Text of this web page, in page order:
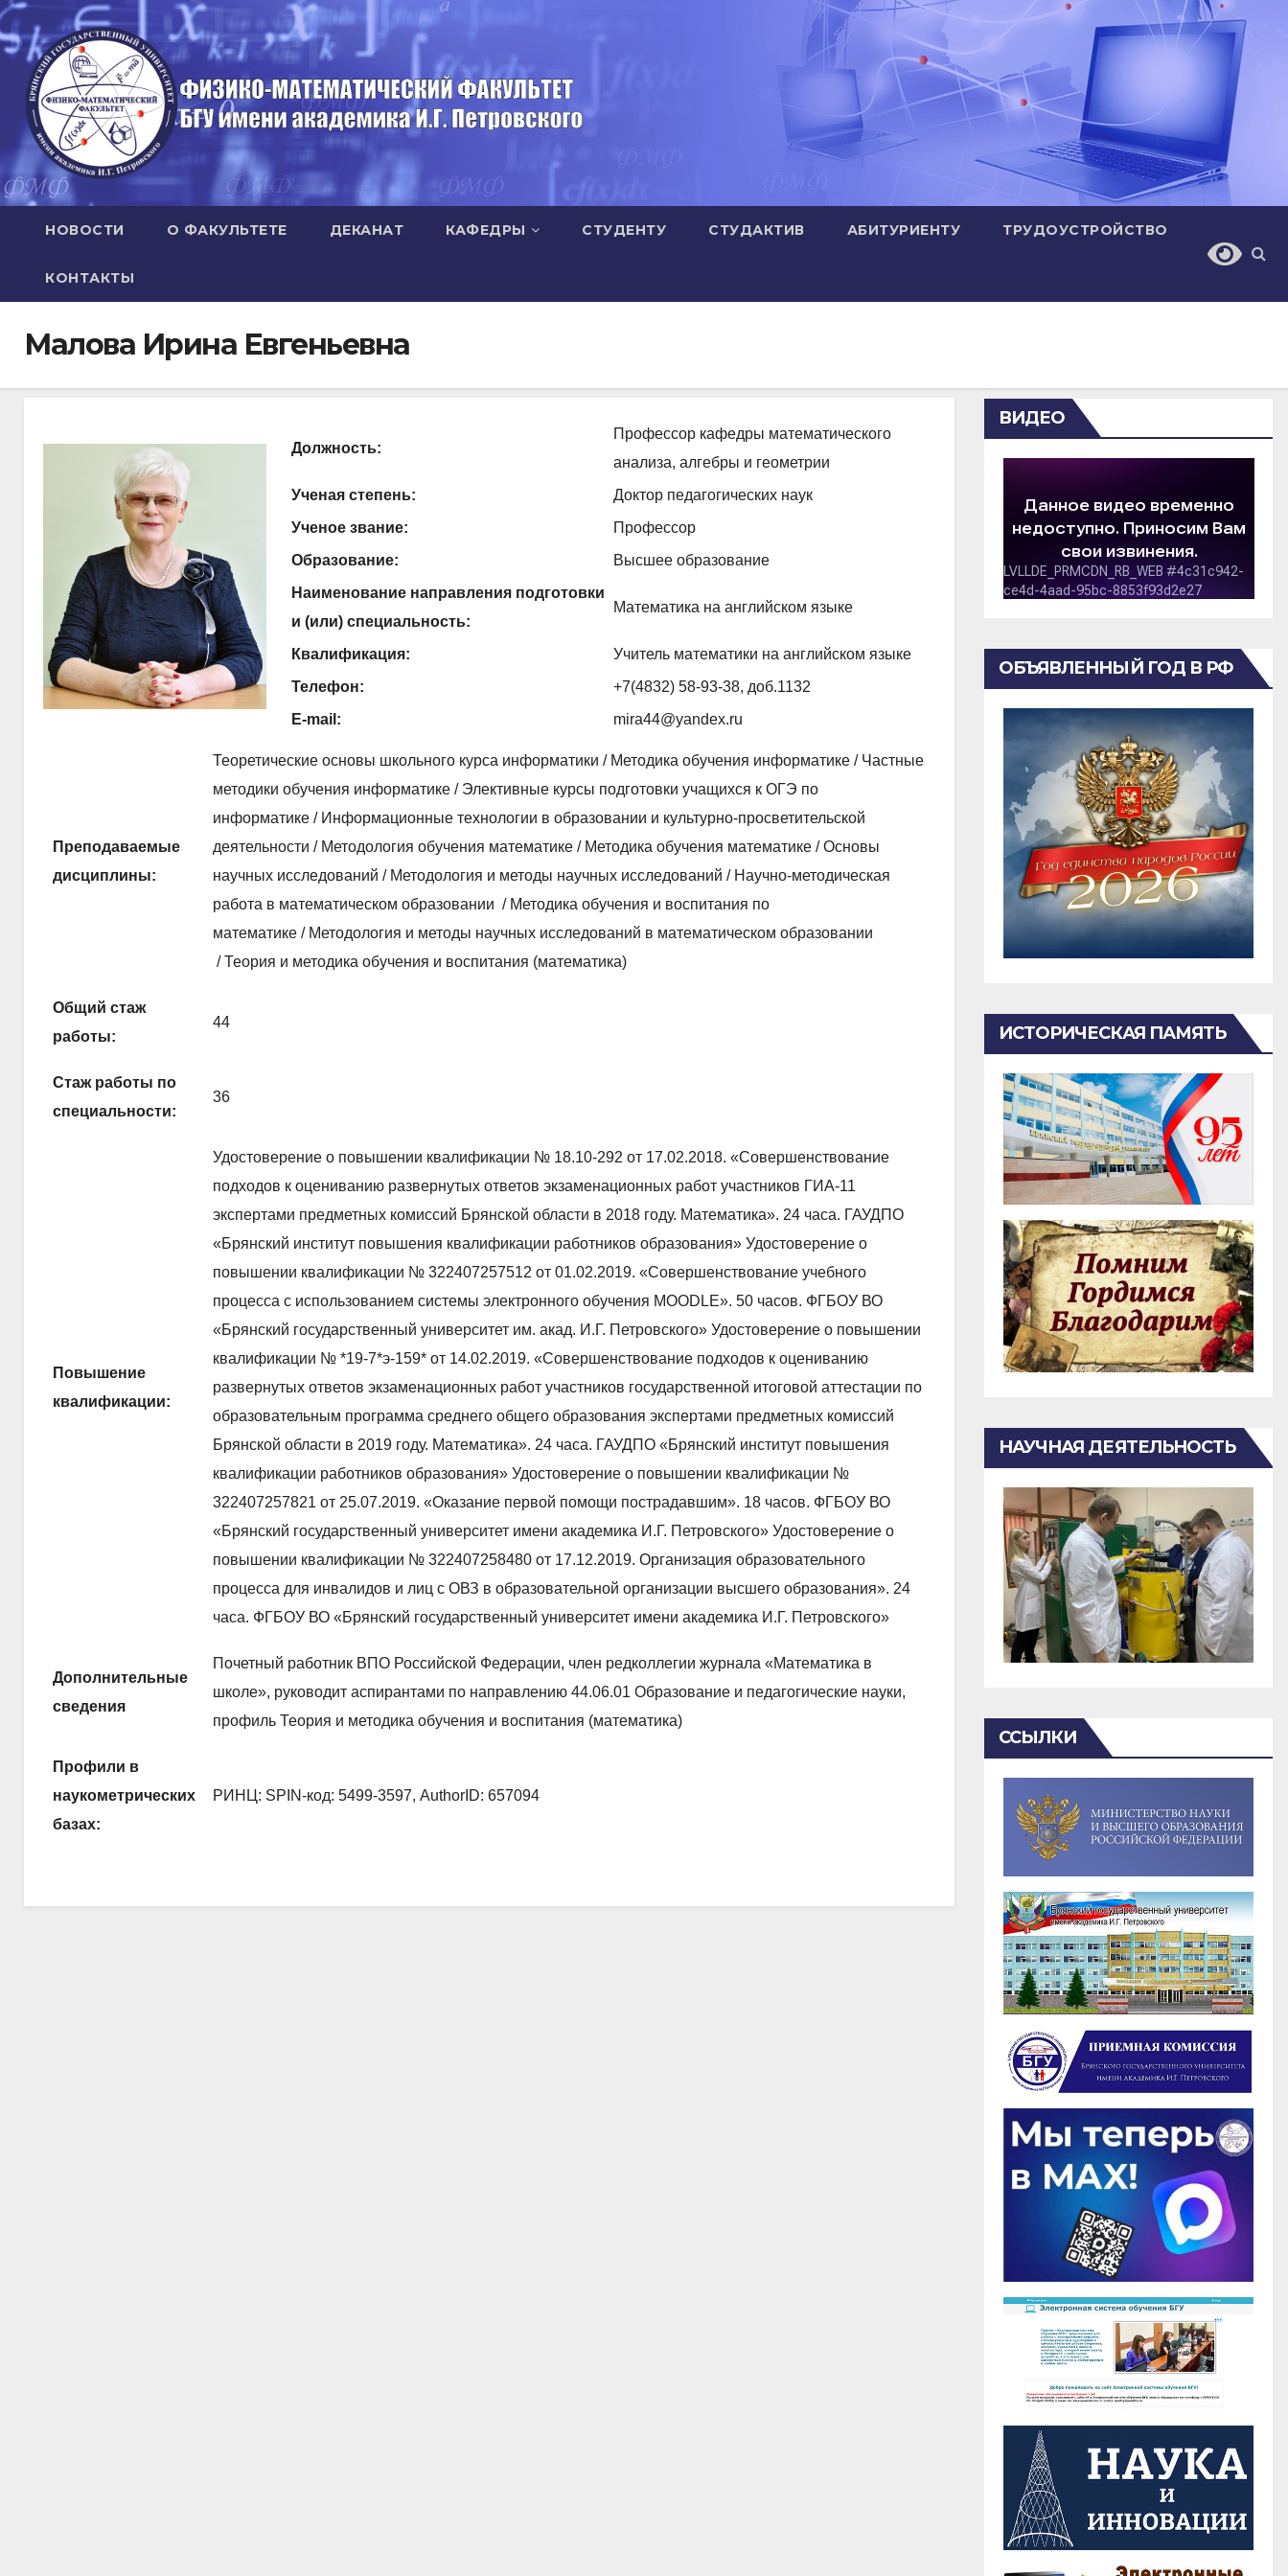
Перейти
к
содержимому
НОВОСТИ О ФАКУЛЬТЕТЕ ДЕКАНАТ КАФЕДРЫ СТУДЕНТУ СТУДАКТИВ АБИТУРИЕНТУ ТРУДОУСТРОЙСТВО
КОНТАКТЫ
Малова Ирина Евгеньевна
Должность:
Профессор кафедры математического
анализа, алгебры и геометрии
Ученая степень:
Доктор педагогических наук
Ученое звание:
Профессор
Образование:
Высшее образование
Наименование направления подготовки
и (или) специальность:
Математика на английском языке
Квалификация:
Учитель математики на английском языке
Телефон:
+7(4832) 58-93-38, доб.1132
E-mail:
mira44@yandex.ru
Преподаваемые
дисциплины:
Теоретические основы школьного курса информатики / Методика обучения информатике / Частные
методики обучения информатике / Элективные курсы подготовки учащихся к ОГЭ по
информатике / Информационные технологии в образовании и культурно-просветительской
деятельности / Методология обучения математике / Методика обучения математике / Основы
научных исследований / Методология и методы научных исследований / Научно-методическая
работа в математическом образовании / Методика обучения и воспитания по
математике / Методология и методы научных исследований в математическом образовании
/ Теория и методика обучения и воспитания (математика)
Общий стаж
работы:
44
Стаж работы по
специальности:
36
Повышение
квалификации:
Удостоверение о повышении квалификации № 18.10-292 от 17.02.2018. «Совершенствование
подходов к оцениванию развернутых ответов экзаменационных работ участников ГИА-11
экспертами предметных комиссий Брянской области в 2018 году. Математика». 24 часа. ГАУДПО
«Брянский институт повышения квалификации работников образования» Удостоверение о
повышении квалификации № 322407257512 от 01.02.2019. «Совершенствование учебного
процесса с использованием системы электронного обучения MOODLE». 50 часов. ФГБОУ ВО
«Брянский государственный университет им. акад. И.Г. Петровского» Удостоверение о повышении
квалификации № *19-7*э-159* от 14.02.2019. «Совершенствование подходов к оцениванию
развернутых ответов экзаменационных работ участников государственной итоговой аттестации по
образовательным программа среднего общего образования экспертами предметных комиссий
Брянской области в 2019 году. Математика». 24 часа. ГАУДПО «Брянский институт повышения
квалификации работников образования» Удостоверение о повышении квалификации №
322407257821 от 25.07.2019. «Оказание первой помощи пострадавшим». 18 часов. ФГБОУ ВО
«Брянский государственный университет имени академика И.Г. Петровского» Удостоверение о
повышении квалификации № 322407258480 от 17.12.2019. Организация образовательного
процесса для инвалидов и лиц с ОВЗ в образовательной организации высшего образования». 24
часа. ФГБОУ ВО «Брянский государственный университет имени академика И.Г. Петровского»
Дополнительные
сведения
Почетный работник ВПО Российской Федерации, член редколлегии журнала «Математика в
школе», руководит аспирантами по направлению 44.06.01 Образование и педагогические науки,
профиль Теория и методика обучения и воспитания (математика)
Профили в
наукометрических
базах:
РИНЦ: SPIN-код: 5499-3597, AuthorID: 657094
ВИДЕО
ОБЪЯВЛЕННЫЙ ГОД В РФ
ИСТОРИЧЕСКАЯ ПАМЯТЬ
НАУЧНАЯ ДЕЯТЕЛЬНОСТЬ
ССЫЛКИ